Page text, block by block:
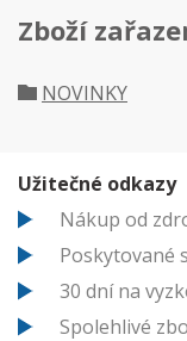
Zboží
NOVINKY
Užitečné odkazy
Nákup od
Poskytované
30 dní na
Spolehlivé